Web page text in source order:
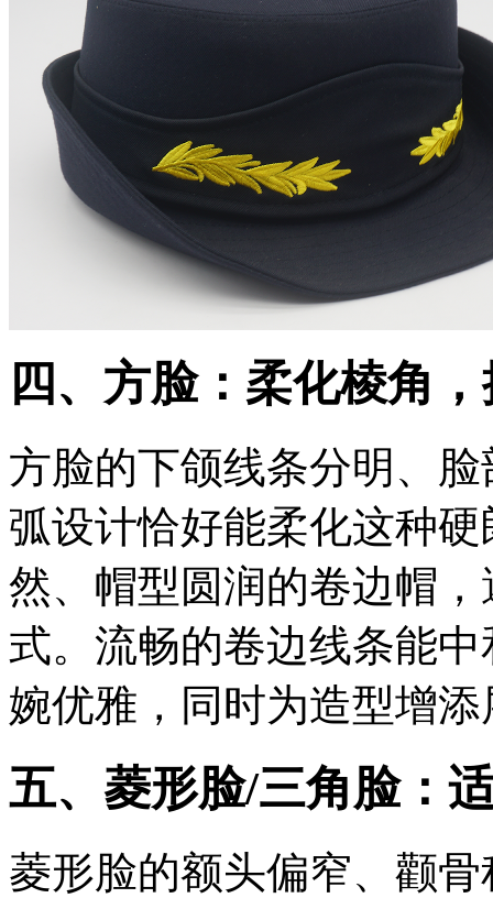
四、方脸：柔化棱角
方脸的下颌线条分明、
弧设计恰好能柔化这种
然、帽型圆润的卷边帽
式。流畅的卷边线条能
婉优雅，同时为造型增
五、菱形脸/三角脸：
菱形脸的额头偏窄、颧